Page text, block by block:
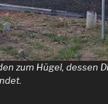
zum Hügel, dessen